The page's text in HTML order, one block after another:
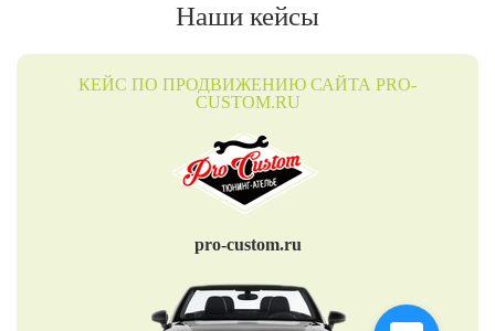
Наши кейсы
КЕЙС ПО ПРОДВИЖЕНИЮ САЙТА PRO-
CUSTOM.RU
pro-custom.ru